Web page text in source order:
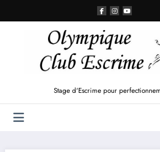
contenu
Stage d'Escrime pour